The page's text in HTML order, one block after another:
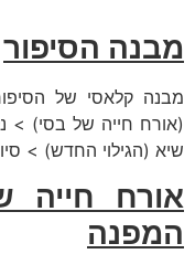
מבנה הסיפור
מבנה קלאסי של
(אורח חייה של בסי) >
שיא (הגילוי החדש) >
אורח חייה
המפנה